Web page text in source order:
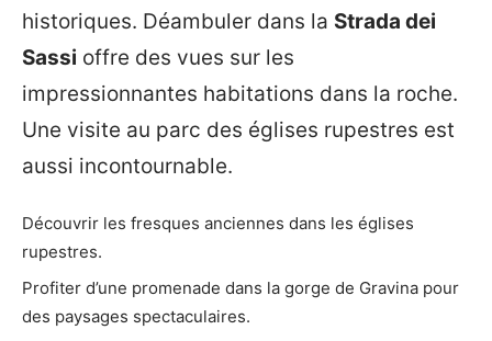
historiques. Déambuler dans la Strada dei
Sassi offre des vues sur les
impressionnantes habitations dans la roche.
Une visite au parc des églises rupestres est
aussi incontournable.
Découvrir les fresques anciennes dans les églises
rupestres.
Profiter d’une promenade dans la gorge de Gravina pour
des paysages spectaculaires.